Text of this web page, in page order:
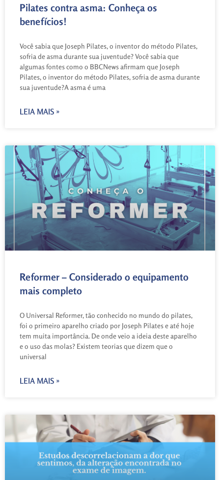
Pilates contra asma: Conheça os
benefícios!
Você sabia que Joseph Pilates, o inventor do método Pilates,
sofria de asma durante sua juventude? Você sabia que
algumas fontes como o BBCNews afirmam que Joseph
Pilates, o inventor do método Pilates, sofria de asma durante
sua juventude?A asma é uma
LEIA MAIS »
Reformer – Considerado o equipamento
mais completo
O Universal Reformer, tão conhecido no mundo do pilates,
foi o primeiro aparelho criado por Joseph Pilates e até hoje
tem muita importância. De onde veio a ideia deste aparelho
e o uso das molas? Existem teorias que dizem que o
universal
LEIA MAIS »